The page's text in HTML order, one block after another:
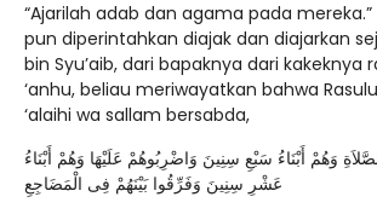
“Ajarilah adab dan agama pada
pun diperintahkan diajak dan diajarkan
bin Syu’aib, dari bapaknya dari kakeknya
‘anhu, beliau meriwayatkan bahwa
‘alaihi wa sallam bersabda,
وَهُمْ أَبْنَاءُ سَبْعِ سِنِينَ وَاضْرِبُوهُمْ عَلَيْهَا وَهُمْ أَبْنَاءُ
عَشْرِ سِنِينَ وَفَرِّقُوا بَيْنَهُمْ فِى الْمَضَاجِعِ